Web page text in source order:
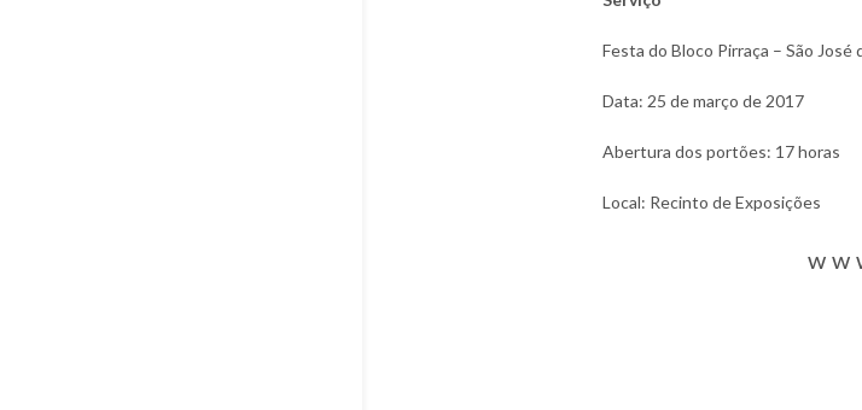
Festa do Bloco Pirraça – São José
Data: 25 de março de 2017
Abertura dos portões: 17 horas
Local: Recinto de Exposições